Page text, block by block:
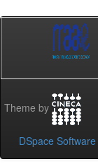
Theme by
DSpace Software